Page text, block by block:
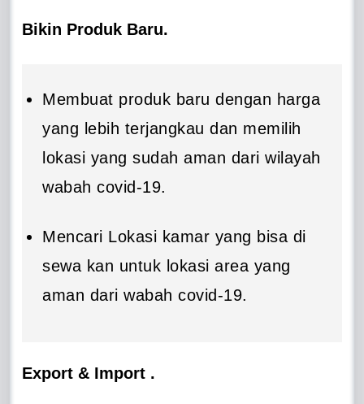
Bikin Produk Baru.
Membuat produk baru dengan harga
yang lebih terjangkau dan memilih
lokasi yang sudah aman dari wilayah
wabah covid-19.
Mencari Lokasi kamar yang bisa di
sewa kan untuk lokasi area yang
aman dari wabah covid-19.
Export & Import .